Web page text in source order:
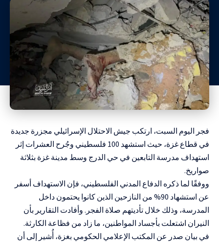
فجر اليوم السبت، ارتكب جيش الاحتلال الإسرائيلي مجزرة جديدة
في قطاع غزة، حيث استشهد 100 فلسطيني وجُرح العشرات إثر
استهداف مدرسة التابعين في حي الدرج وسط مدينة غزة بثلاثة
صواريخ.
ووفقًا لما ذكره الدفاع المدني الفلسطيني، فإن الاستهداف أسفر
عن استشهاد 90% من النازحين الذين كانوا يحتمون داخل
المدرسة، وذلك خلال تأديتهم صلاة الفجر. وأفادت التقارير بأن
النيران اشتعلت بأجساد المواطنين، ما زاد من فظاعة الكارثة.
في بيان صدر عن المكتب الإعلامي الحكومي بغزة، أُشير إلى أن